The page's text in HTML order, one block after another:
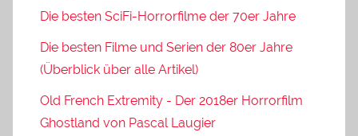
Die besten SciFi-Horrorfilme der 70er Jahre
Die besten Filme und Serien der 80er Jahre
(Überblick über alle Artikel)
Old French Extremity - Der 2018er Horrorfilm
Ghostland von Pascal Laugier